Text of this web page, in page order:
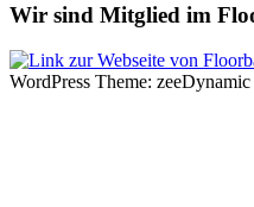
Wir sind Mitglied im
WordPress Theme: